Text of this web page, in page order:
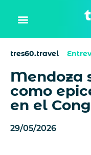
tres60.travel
Mendoza
como
en el
29/05/2026